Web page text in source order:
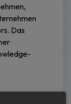
Das